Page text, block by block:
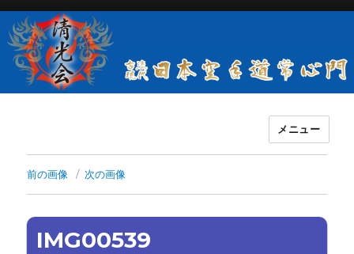
古流現代日本空手道常心門清光会
メニュー
前の画像 次の画像
IMG00539